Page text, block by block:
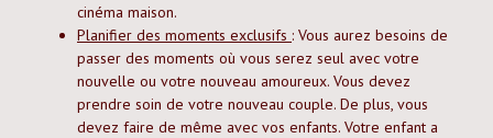
cinéma maison.
Planifier des moments exclusifs : Vous aurez besoins de
passer des moments où vous serez seul avec votre
nouvelle ou votre nouveau amoureux. Vous devez
prendre soin de votre nouveau couple. De plus, vous
devez faire de même avec vos enfants. Votre enfant a